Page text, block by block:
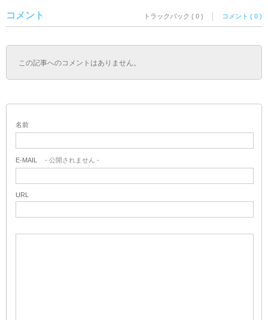
コメント トラックバック ( 0 ) コメント ( 0 )
この記事へのコメントはありません。
名前
E-MAIL - 公開されません -
URL